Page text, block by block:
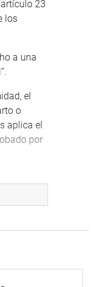
23
los
a una
el
o
aplica el
por
a cargo
de
Trabajo